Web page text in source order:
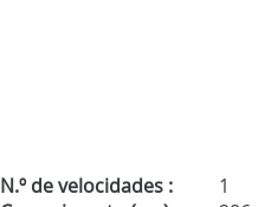
N.º de velocidades :
1